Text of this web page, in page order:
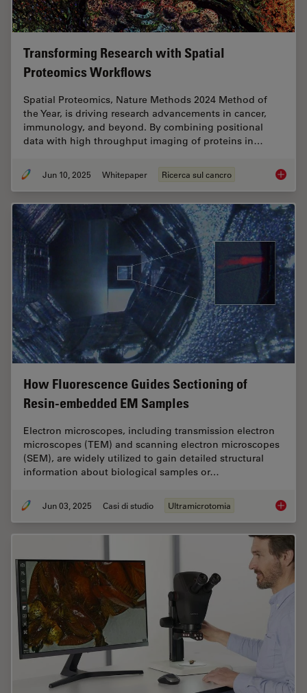
Transforming Research with Spatial
Proteomics Workflows
Spatial Proteomics, Nature Methods 2024 Method of
the Year, is driving research advancements in cancer,
immunology, and beyond. By combining positional
data with high throughput imaging of proteins in…
Jun 10, 2025 Whitepaper Ricerca sul cancro
How Fluorescence Guides Sectioning of
Resin-embedded EM Samples
Electron microscopes, including transmission electron
microscopes (TEM) and scanning electron microscopes
(SEM), are widely utilized to gain detailed structural
information about biological samples or…
Jun 03, 2025 Casi di studio Ultramicrotomia How